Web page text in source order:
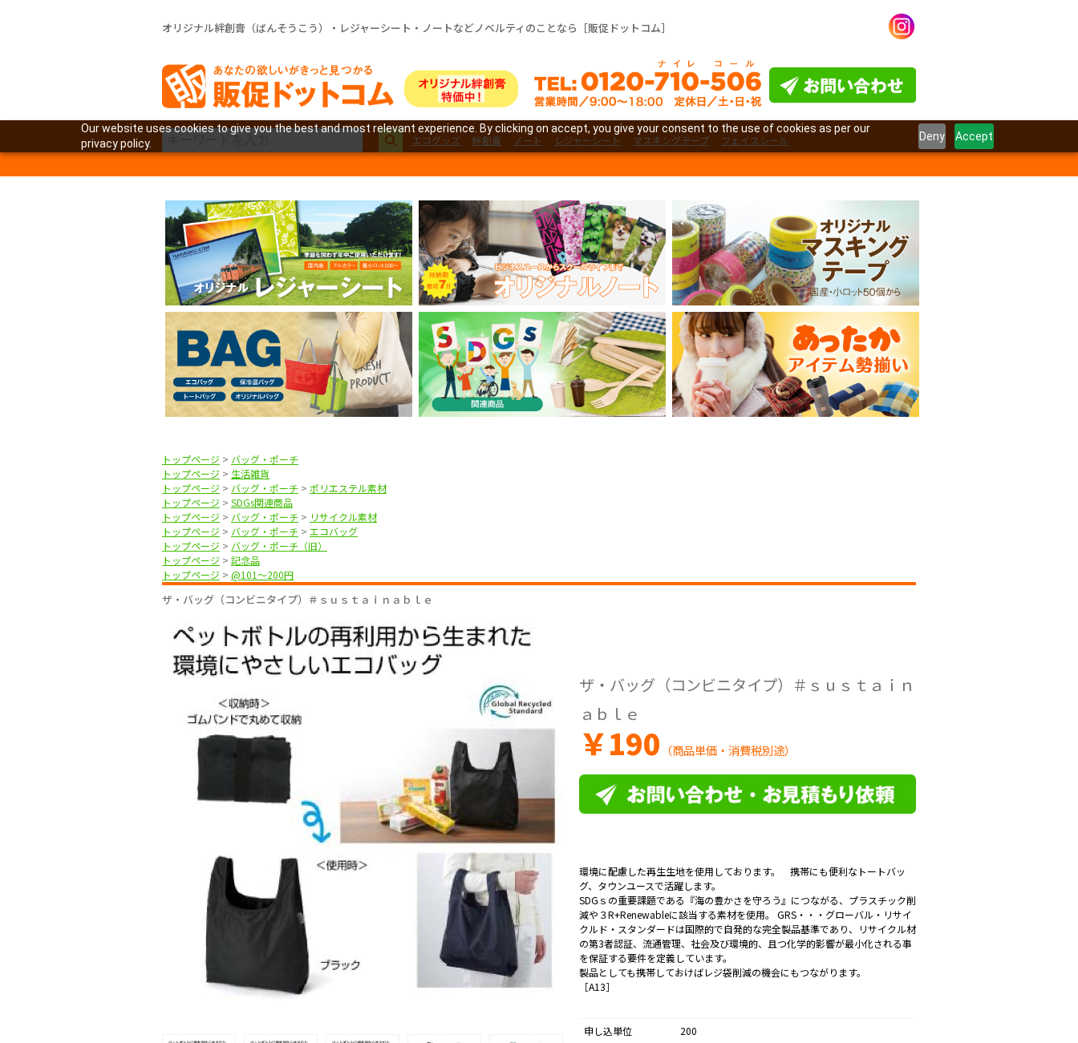
Our website uses cookies to give you the best and most relevant experience. By clicking on accept, you give your consent to the use of cookies as per our
privacy policy.
Deny Accept
オリジナル絆創膏（ばんそうこう）・レジャーシート・ノートなどノベルティのことなら［販促ドットコム］
エコグッズ 絆創膏 ノート レジャーシート マスキングテープ フェイスシール
トップページ > バッグ・ポーチ
トップページ > 生活雑貨
トップページ > バッグ・ポーチ > ポリエステル素材
トップページ > SDGs関連商品
トップページ > バッグ・ポーチ > リサイクル素材
トップページ > バッグ・ポーチ > エコバッグ
トップページ > バッグ・ポーチ（旧）
トップページ > 記念品
トップページ > @101〜200円
ザ・バッグ（コンビニタイプ）＃ｓｕｓｔａｉｎａｂｌｅ
ザ・バッグ（コンビニタイプ）＃ｓｕｓｔａｉｎ
ａｂｌｅ
￥190 （商品単価・消費税別途）
環境に配慮した再生生地を使用しております。 携帯にも便利なトートバッ
グ、タウンユースで活躍します。
SDGｓの重要課題である『海の豊かさを守ろう』につながる、プラスチック削
減や３R+Renewableに該当する素材を使用。 GRS・・・グローバル・リサイ
クルド・スタンダードは国際的で自発的な完全製品基準であり、リサイクル材
の第3者認証、流通管理、社会及び環境的、且つ化学的影響が最小化される事
を保証する要件を定義しています。
製品としても携帯しておけばレジ袋削減の機会にもつながります。
［A13］
申し込単位
200